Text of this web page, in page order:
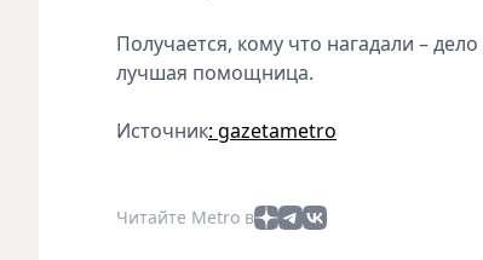
Получается, кому что нагадали –
лучшая помощница.
Источник: gazetametro
Читайте Metro в